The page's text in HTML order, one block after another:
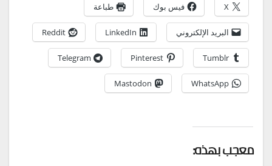
X فيس بوك طباعة
البريد الإلكتروني LinkedIn
Reddit
Tumblr
Pinterest
Telegram
WhatsApp
Mastodon
معجب بهذه: